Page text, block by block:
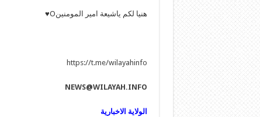
هنيا لكم ياشيعة امير المومنينO ♥
https://t.me/wilayahinfo
NEWS@WILAYAH.INFO
الولاية الاخبارية